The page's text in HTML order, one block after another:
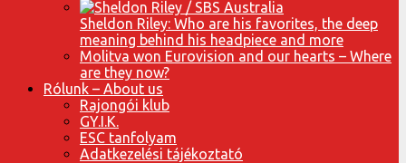
Sheldon Riley: Who are his favorites, the deep
meaning behind his headpiece and more
Molitva won Eurovision and our hearts – Where
are they now?
Rólunk – About us
Rajongói klub
GY.I.K.
ESC tanfolyam
Adatkezelési tájékoztató